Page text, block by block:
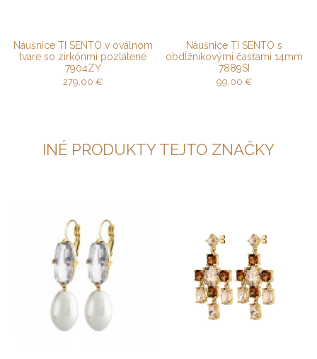
Náušnice TI SENTO v oválnom
tvare so zirkónmi pozlátené
7904ZY
279,00 €
Náušnice TI SENTO s
obdĺžnikovými časťami 14mm
7889SI
99,00 €
INÉ PRODUKTY TEJTO ZNAČKY